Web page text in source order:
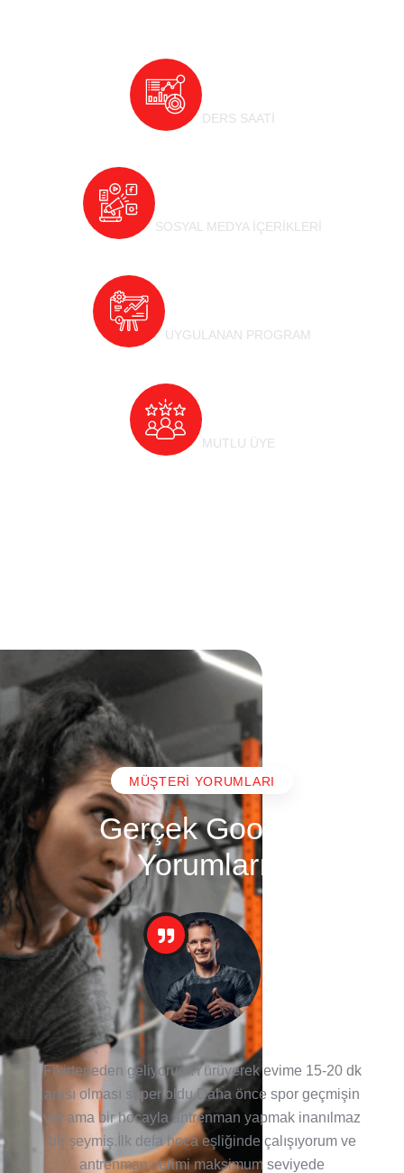
56
DERS SAATİ
3
SOSYAL MEDYA İÇERİKLERİ
UYGULANAN PROGRAM
36
MUTLU ÜYE
MÜŞTERI YORUMLARI
Gerçek Google
Yorumları
Fikirtepeden geliyorum.Yürüyerek evime 15-20 dk
arası olması süper oldu.Daha önce spor geçmişin
var ama bir hocayla antrenman yapmak inanılmaz
bir şeymiş.İlk defa hoca eşliğinde çalışıyorum ve
antrenman verimi maksimum seviyede